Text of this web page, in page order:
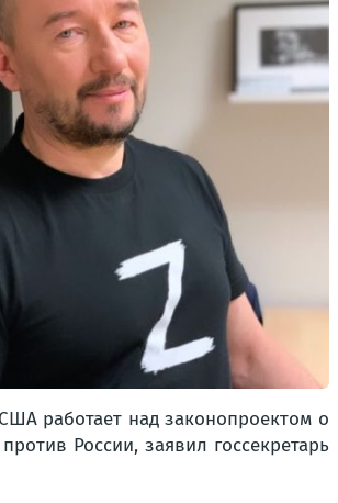
работает над законопроектом о
России, заявил госсекретарь